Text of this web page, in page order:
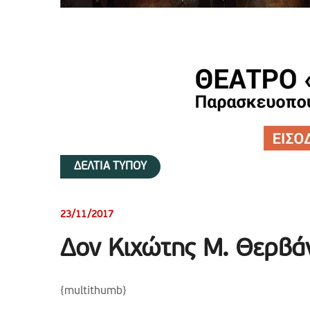
ΔΕΛΤΙΑ ΤΥΠΟΥ
23/11/2017
Δον Κιχώτης Μ.
{multithumb}